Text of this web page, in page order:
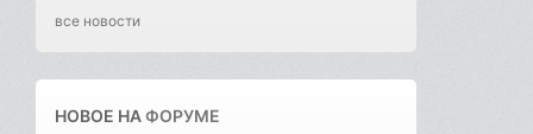
все новости
НОВОЕ НАФОРУМЕ